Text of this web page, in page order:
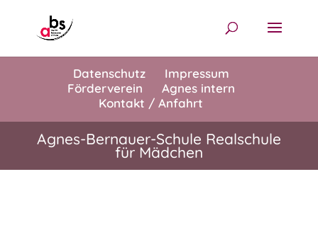
Datenschutz
Impressum
Förderverein
Agnes intern
Kontakt / Anfahrt
Agnes-Bernauer-Schule Realschule
für Mädchen